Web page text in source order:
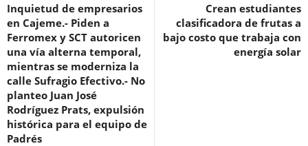
Inquietud de empresarios
en Cajeme.- Piden a
Ferromex y SCT autoricen
una vía alterna temporal,
mientras se moderniza la
calle Sufragio Efectivo.- No
planteo Juan José
Rodríguez Prats, expulsión
histórica para el equipo de
Padrés
Crean estudiantes
clasificadora de frutas a
bajo costo que trabaja con
energía solar